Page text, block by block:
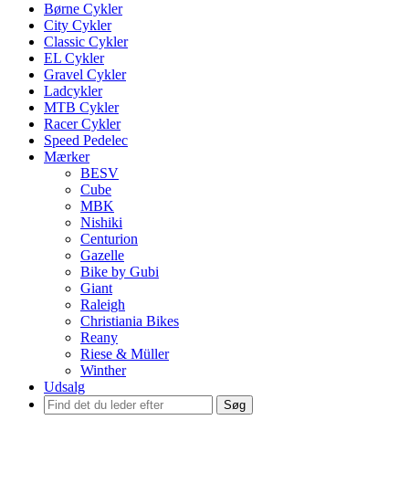
Børne Cykler
City Cykler
Classic Cykler
EL Cykler
Gravel Cykler
Ladcykler
MTB Cykler
Racer Cykler
Speed Pedelec
Mærker
BESV
Cube
MBK
Nishiki
Centurion
Gazelle
Bike by Gubi
Giant
Raleigh
Christiania Bikes
Reany
Riese & Müller
Winther
Udsalg
Søg